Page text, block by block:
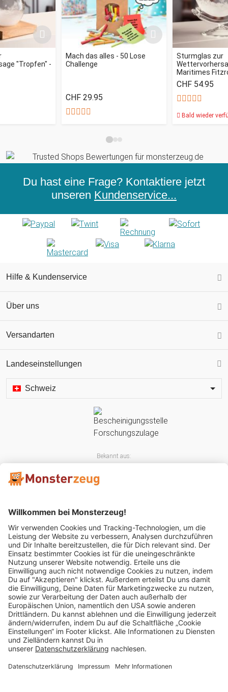
"Tropfen" -
Mach das alles - 50 Lose
Challenge
CHF 29.95
Sturmglas zur
Maritimes
CHF 54.95
Bald wieder
Du hast eine Frage? Kontaktiere jetzt
unseren Kundenservice...
Hilfe & Kundenservice
Über uns
Versandarten
Landeseinstellungen
Schweiz
Bekannt aus:
Mitglied im:
Impressum AGB Widerrufsbelehrung